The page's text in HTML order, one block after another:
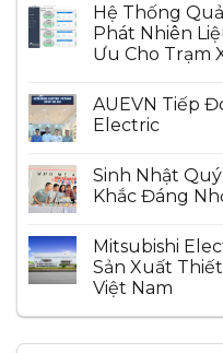
Hệ Thống
Phát Nhiên
Ưu Cho Trạm
AUEVN Tiếp
Electric
Sinh Nhật
Khắc Đáng
Mitsubishi
Sản Xuất
Việt Nam